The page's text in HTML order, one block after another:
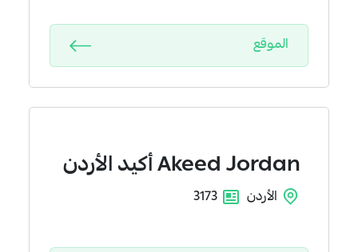
الموقع
Akeed Jordanأكيد الأردن
الأردن